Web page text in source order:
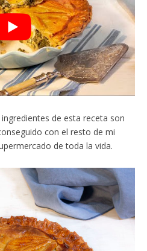
de esta receta son
con el resto de mi
de toda la vida.